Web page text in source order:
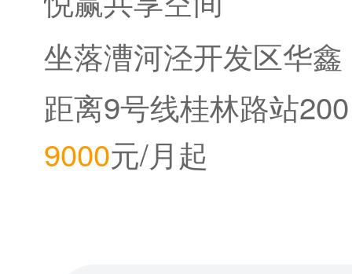
坐落漕河泾开发区华鑫
中心
距离9号线桂林路站200
米。距离12号线桂林公
9000元/月起